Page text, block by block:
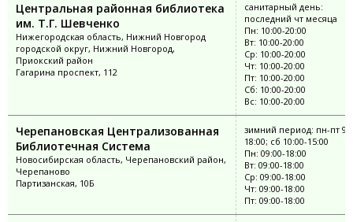
Центральная районная библиотека
им. Т.Г. Шевченко
Нижегородская область, Нижний Новгород
городской округ, Нижний Новгород,
Приокский район
Гагарина проспект, 112
санитарный день:
последний чт месяца
Пн: 10:00-20:00
Вт: 10:00-20:00
Ср: 10:00-20:00
Чт: 10:00-20:00
Пт: 10:00-20:00
Сб: 10:00-20:00
Вс: 10:00-20:00
Черепановская Централизованная
Библиотечная Система
Новосибирская область, Черепановский район,
Черепаново
Партизанская, 10Б
зимний период: пн-пт
18:00; сб 10:00-15:00
Пн: 09:00-18:00
Вт: 09:00-18:00
Ср: 09:00-18:00
Чт: 09:00-18:00
Пт: 09:00-18:00